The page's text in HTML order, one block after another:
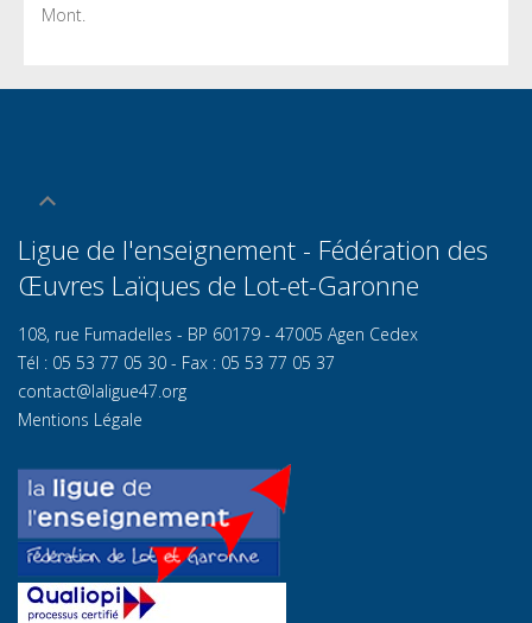
Mont.
Ligue de l'enseignement - Fédération des
Œuvres Laïques de Lot-et-Garonne
108, rue Fumadelles - BP 60179 - 47005 Agen Cedex
Tél : 05 53 77 05 30 - Fax : 05 53 77 05 37
contact@laligue47.org
Mentions Légale